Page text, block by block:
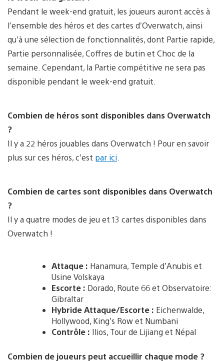
Pendant le week-end gratuit, les joueurs auront accès à
l’ensemble des héros et des cartes d’Overwatch, ainsi
qu’à une sélection de fonctionnalités, dont Partie rapide,
Partie personnalisée, Coffres de butin et Choc de la
semaine. Cependant, la Partie compétitive ne sera pas
disponible pendant le week-end gratuit.
Combien de héros sont disponibles dans Overwatch
?
Il y a 22 héros jouables dans Overwatch ! Pour en savoir
plus sur ces héros, c’est par ici.
Combien de cartes sont disponibles dans Overwatch
?
Il y a quatre modes de jeu et 13 cartes disponibles dans
Overwatch !
Attaque : Hanamura, Temple d’Anubis et
Usine Volskaya
Escorte : Dorado, Route 66 et Observatoire:
Gibraltar
Hybride Attaque/Escorte : Eichenwalde,
Hollywood, King’s Row et Numbani
Contrôle : Ilios, Tour de Lijiang et Népal
Combien de joueurs peut accueillir chaque mode ?